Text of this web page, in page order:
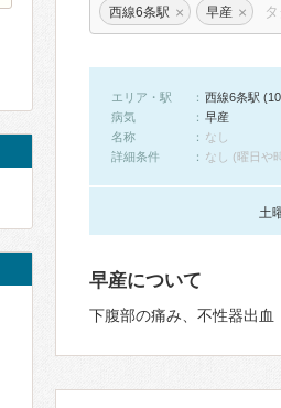
西線6条駅 × 早産 ×
エリア・駅
西線6条駅
病気
早産
名称
なし
詳細条件
なし (曜日や
土
早産について
下腹部の痛み、不性器出血